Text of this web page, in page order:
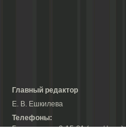
Главный редактор
Е. В. Ешкилева
Телефоны:
Гл. редактор: 2-15-31 (тел./факс);